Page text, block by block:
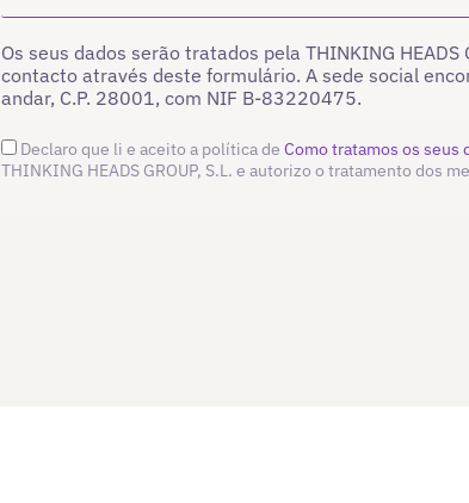
Os seus dados serão tratados pela THINKING HEADS
contacto através deste formulário. A sede social
andar, C.P. 28001, com NIF B-83220475.
Declaro que li e aceito a política de Como tratamos os seus
THINKING HEADS GROUP, S.L. e autorizo o tratamento dos